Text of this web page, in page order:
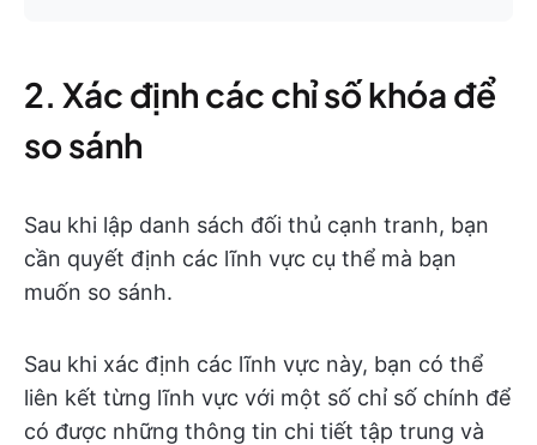
2. Xác định các chỉ số khóa để
so sánh
Sau khi lập danh sách đối thủ cạnh tranh, bạn
cần quyết định các lĩnh vực cụ thể mà bạn
muốn so sánh.
Sau khi xác định các lĩnh vực này, bạn có thể
liên kết từng lĩnh vực với một số chỉ số chính để
có được những thông tin chi tiết tập trung và